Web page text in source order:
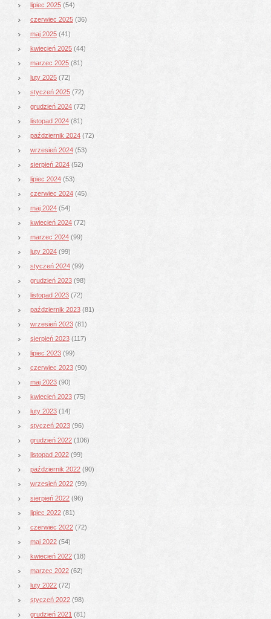
lipiec 2025 (54)
czerwiec 2025 (36)
maj 2025 (41)
kwiecień 2025 (44)
marzec 2025 (81)
luty 2025 (72)
styczeń 2025 (72)
grudzień 2024 (72)
listopad 2024 (81)
październik 2024 (72)
wrzesień 2024 (53)
sierpień 2024 (52)
lipiec 2024 (53)
czerwiec 2024 (45)
maj 2024 (54)
kwiecień 2024 (72)
marzec 2024 (99)
luty 2024 (99)
styczeń 2024 (99)
grudzień 2023 (98)
listopad 2023 (72)
październik 2023 (81)
wrzesień 2023 (81)
sierpień 2023 (117)
lipiec 2023 (99)
czerwiec 2023 (90)
maj 2023 (90)
kwiecień 2023 (75)
luty 2023 (14)
styczeń 2023 (96)
grudzień 2022 (106)
listopad 2022 (99)
październik 2022 (90)
wrzesień 2022 (99)
sierpień 2022 (96)
lipiec 2022 (81)
czerwiec 2022 (72)
maj 2022 (54)
kwiecień 2022 (18)
marzec 2022 (62)
luty 2022 (72)
styczeń 2022 (98)
grudzień 2021 (81)